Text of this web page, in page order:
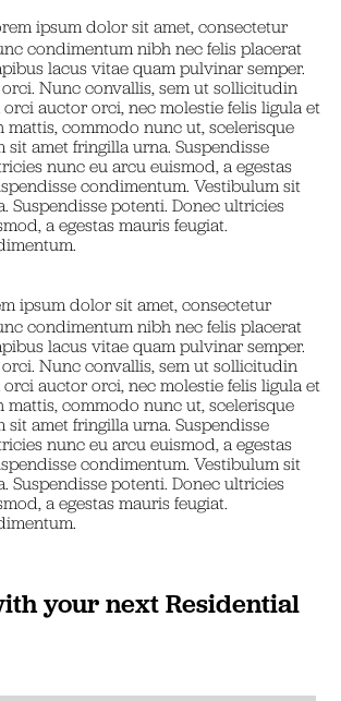
ipsum dolor sit amet, consectetur
condimentum nibh nec felis placerat
lacus vitae quam pulvinar semper.
Nunc convallis, sem ut sollicitudin
auctor orci, nec molestie felis ligula et
mattis, commodo nunc ut, scelerisque
sit amet fringilla urna. Suspendisse
nunc eu arcu euismod, a egestas
condimentum. Vestibulum sit
Suspendisse potenti. Donec ultricies
a egestas mauris feugiat.
ipsum dolor sit amet, consectetur
condimentum nibh nec felis placerat
lacus vitae quam pulvinar semper.
Nunc convallis, sem ut sollicitudin
auctor orci, nec molestie felis ligula et
mattis, commodo nunc ut, scelerisque
sit amet fringilla urna. Suspendisse
nunc eu arcu euismod, a egestas
condimentum. Vestibulum sit
Suspendisse potenti. Donec ultricies
a egestas mauris feugiat.
your next Residential